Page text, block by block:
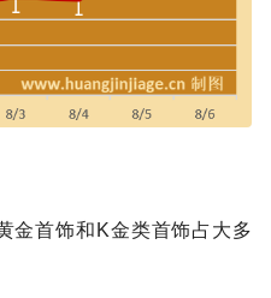
金首饰和K金类首饰占大多